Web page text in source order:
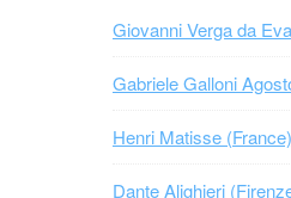
Giovanni Verga da Eva
Gabriele Galloni
Henri Matisse (France)
Dante Alighieri